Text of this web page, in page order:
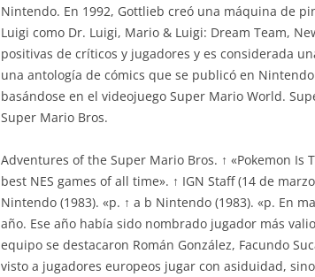
Nintendo. En 1992, Gottlieb creó una máquina de
Luigi como Dr. Luigi, Mario & Luigi: Dream Team,
positivas de críticos y jugadores y es considerada
una antología de cómics que se publicó en
basándose en el videojuego Super Mario World.
Super Mario Bros.
Adventures of the Super Mario Bros. ↑ «Pokemon Is
best NES games of all time». ↑ IGN Staff (14 de
Nintendo (1983). «p. ↑ a b Nintendo (1983). «p. En
año. Ese año había sido nombrado jugador más
equipo se destacaron Román González, Facundo
visto a jugadores europeos jugar con asiduidad,